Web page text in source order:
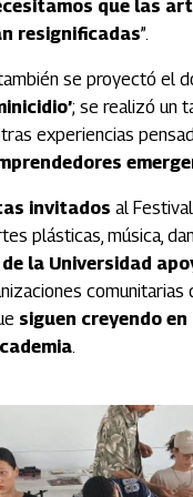
que las
resignificadas”.
se proyectó el
; se realizó un
experiencias
invitados al
plásticas, música,
la Universidad
comunitarias
siguen creyendo
.